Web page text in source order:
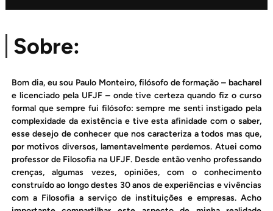
Sobre:
Bom dia, eu sou Paulo Monteiro, filósofo de formação – bacharel
e licenciado pela UFJF – onde tive certeza quando fiz o curso
formal que sempre fui filósofo: sempre me senti instigado pela
complexidade da existência e tive esta afinidade com o saber,
esse desejo de conhecer que nos caracteriza a todos mas que,
por motivos diversos, lamentavelmente perdemos. Atuei como
professor de Filosofia na UFJF. Desde então venho professando
crenças, algumas vezes, opiniões, com o conhecimento
construído ao longo destes 30 anos de experiências e vivências
com a Filosofia a serviço de instituições e empresas. Acho